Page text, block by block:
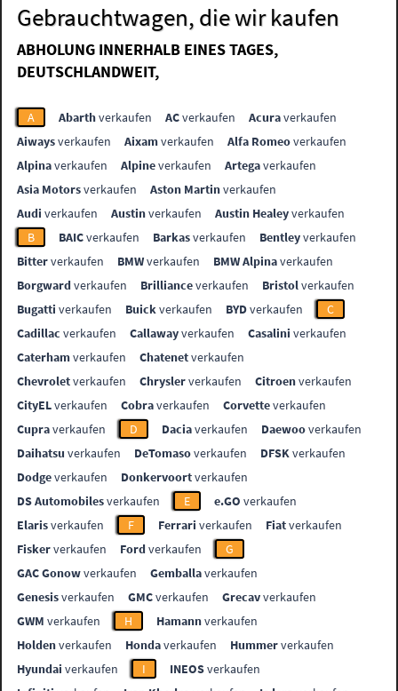
Gebrauchtwagen, die wir kaufen
ABHOLUNG INNERHALB EINES TAGES,
DEUTSCHLANDWEIT,
A Abarthverkaufen ACverkaufen Acuraverkaufen
Aiwaysverkaufen Aixamverkaufen Alfa Romeoverkaufen
Alpinaverkaufen Alpineverkaufen Artegaverkaufen
Asia Motorsverkaufen Aston Martinverkaufen
Audi verkaufen Austinverkaufen Austin Healeyverkaufen
B
BAICverkaufen Barkasverkaufen Bentleyverkaufen
Bitterverkaufen BMWverkaufen BMW Alpinaverkaufen
Borgwardverkaufen Brillianceverkaufen Bristolverkaufen
Bugatti verkaufen Buickverkaufen BYDverkaufen
C
Cadillac verkaufen Callawayverkaufen Casalini verkaufen
Caterhamverkaufen Chatenetverkaufen
Chevroletverkaufen Chryslerverkaufen Citroenverkaufen
CityELverkaufen Cobraverkaufen Corvetteverkaufen
Cupraverkaufen D Daciaverkaufen Daewooverkaufen
Daihatsu verkaufen DeTomasoverkaufen DFSKverkaufen
Dodgeverkaufen Donkervoortverkaufen
DS Automobilesverkaufen E e.GO verkaufen
Elarisverkaufen F Ferrari verkaufen Fiatverkaufen
Fiskerverkaufen Fordverkaufen
G
GAC Gonowverkaufen Gemballaverkaufen
Genesisverkaufen GMCverkaufen Grecavverkaufen
GWM verkaufen H Hamannverkaufen
Holdenverkaufen Hondaverkaufen Hummerverkaufen
Hyundai verkaufen I INEOSverkaufen